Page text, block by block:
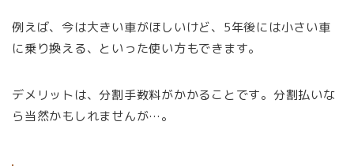
例えば、今は大きい車がほしいけど、5年後には小さい車
に乗り換える、といった使い方もできます。
デメリットは、分割手数料がかかることです。分割払いな
ら当然かもしれませんが…。